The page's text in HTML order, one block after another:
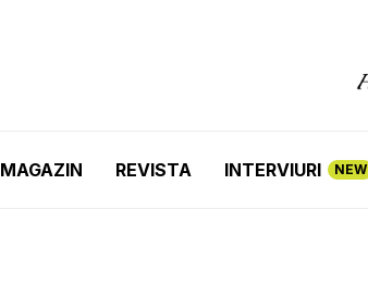
MAGAZIN REVISTA INTERVIURI NEW